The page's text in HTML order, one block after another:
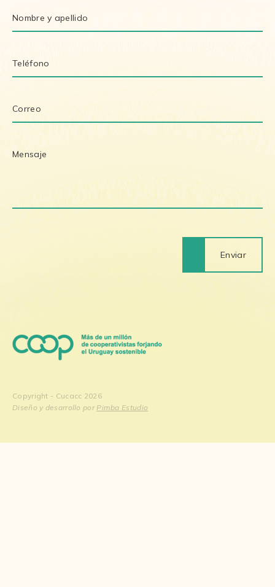
Enviar
Copyright - Cucacc 2026
Diseño y desarrollo por Pimba Estudio